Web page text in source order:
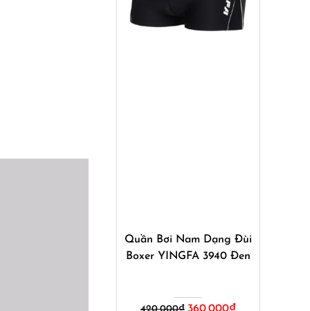
Quần Bơi Nam Dạng Đùi
Boxer YINGFA 3940 Đen
Giá
Giá